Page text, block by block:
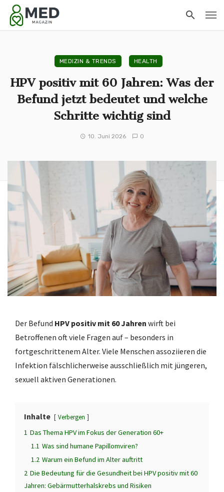
MEDIZIN & TRENDS HEALTH
HPV positiv mit 60 Jahren: Was der
Befund jetzt bedeutet und welche
Schritte wichtig sind
10. Juni 2026 0
Der Befund HPV positiv mit 60 Jahren wirft bei
Betroffenen oft viele Fragen auf – besonders in
fortgeschrittenem Alter. Viele Menschen assoziieren die
Infektion fälschlicherweise ausschließlich mit jüngeren,
sexuell aktiven Generationen.
Inhalte Verbergen
1 Das Thema HPV im Fokus der Generation 60+
1.1 Was sind humane Papillomviren?
1.2 Warum ein Befund im Alter auftritt
2 Die Bedeutung für die Gesundheit bei HPV positiv mit 60
Jahren: Gebärmutterhalskrebs und Risiken